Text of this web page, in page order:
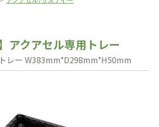
アクアセル専用トレー
レー W383mm*D298mm*H50mm